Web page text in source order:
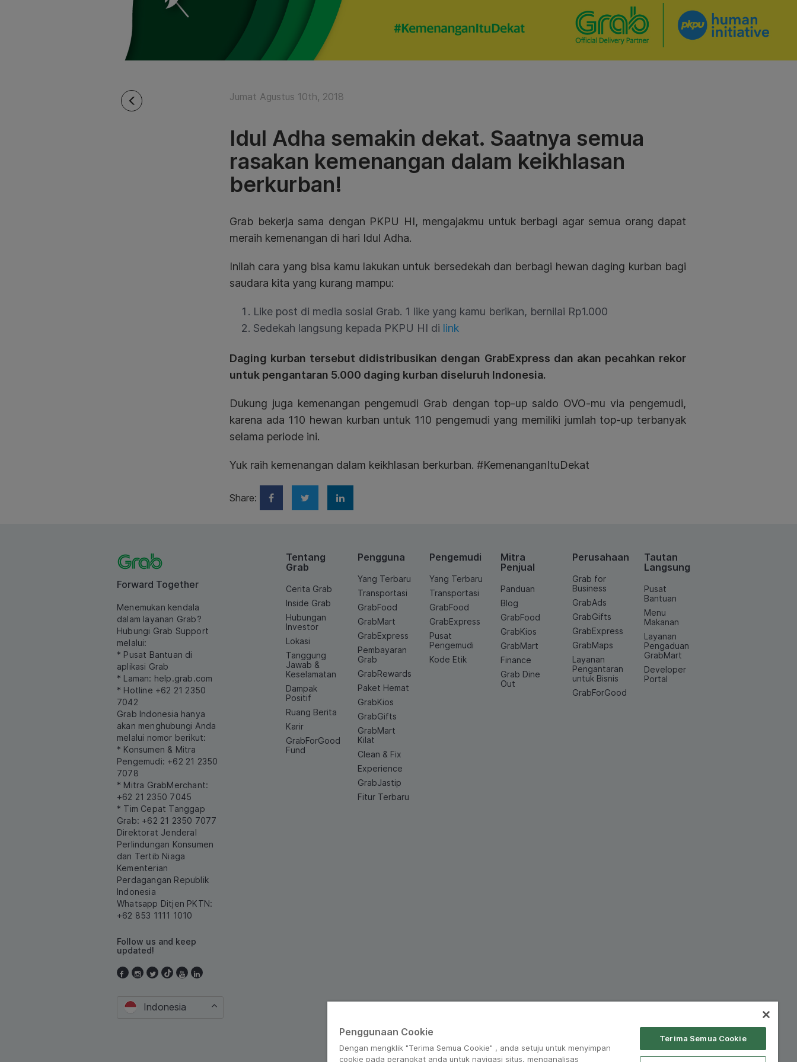
Jumat Agustus 10th, 2018
Idul Adha semakin dekat. Saatnya semua
rasakan kemenangan dalam keikhlasan
berkurban!
Grab bekerja sama dengan PKPU HI, mengajakmu untuk berbagi agar semua orang dapat
meraih kemenangan di hari Idul Adha.
Inilah cara yang bisa kamu lakukan untuk bersedekah dan berbagi hewan daging kurban bagi
saudara kita yang kurang mampu:
Like post di media sosial Grab. 1 like yang kamu berikan, bernilai Rp1.000
Sedekah langsung kepada PKPU HI di link
Daging kurban tersebut didistribusikan dengan GrabExpress dan akan pecahkan rekor
untuk pengantaran 5.000 daging kurban diseluruh Indonesia.
Dukung juga kemenangan pengemudi Grab dengan top-up saldo OVO-mu via pengemudi,
karena ada 110 hewan kurban untuk 110 pengemudi yang memiliki jumlah top-up terbanyak
selama periode ini.
Yuk raih kemenangan dalam keikhlasan berkurban. #KemenanganItuDekat
Share:
Forward Together
Menemukan kendala
dalam layanan Grab?
Hubungi Grab Support
melalui:
* Pusat Bantuan di
aplikasi Grab
* Laman: help.grab.com
* Hotline +62 21 2350
7042
Grab Indonesia hanya
akan menghubungi Anda
melalui nomor berikut:
* Konsumen & Mitra
Pengemudi: +62 21 2350
7078
* Mitra GrabMerchant:
+62 21 2350 7045
* Tim Cepat Tanggap
Grab: +62 21 2350 7077
Direktorat Jenderal
Perlindungan Konsumen
dan Tertib Niaga
Kementerian
Perdagangan Republik
Indonesia
Whatsapp Ditjen PKTN:
+62 853 1111 1010
Follow us and keep
updated!
Indonesia
Tentang
Grab
Cerita Grab
Inside Grab
Hubungan
Investor
Lokasi
Tanggung
Jawab &
Keselamatan
Dampak
Positif
Ruang Berita
Karir
GrabForGood
Fund
Pengguna
Yang Terbaru
Transportasi
GrabFood
GrabMart
GrabExpress
Pembayaran
Grab
GrabRewards
Paket Hemat
GrabKios
GrabGifts
GrabMart
Kilat
Clean & Fix
Experience
GrabJastip
Fitur Terbaru
Pengemudi
Yang Terbaru
Transportasi
GrabFood
GrabExpress
Pusat
Pengemudi
Kode Etik
Mitra
Penjual
Panduan
Blog
GrabFood
GrabKios
GrabMart
Finance
Grab Dine
Out
Perusahaan
Grab for
Business
GrabAds
GrabGifts
GrabExpress
GrabMaps
Layanan
Pengantaran
untuk Bisnis
GrabForGood
Tautan
Langsung
Pusat
Bantuan
Menu
Makanan
Layanan
Pengaduan
GrabMart
Developer
Portal
Penggunaan Cookie
Dengan mengklik "Terima Semua Cookie" , anda setuju untuk menyimpan
cookie pada perangkat anda untuk navigasi situs, menganalisas
Terima Semua Cookie